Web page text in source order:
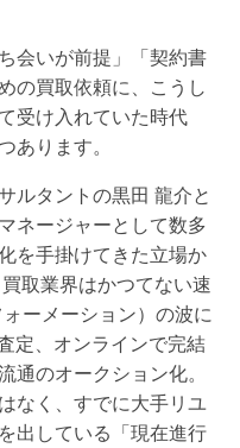
会いが前提」「契約書
の買取依頼に、こうし
受け入れていた時代
あります。
ルタントの黒田 龍介と
ネージャーとして数多
を手掛けてきた立場か
取業界はかつてない速
ーメーション）の波に
定、オンラインで完結
通のオークション化。
なく、すでに大手リユ
出している「現在進行